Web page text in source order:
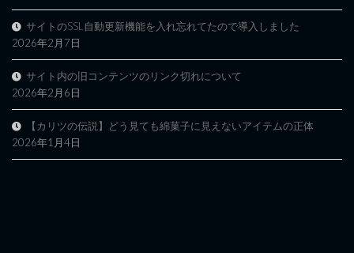
サイトのSSL自動更新機能を入れ忘れてたので導入しました
2026年2月7日
サイト内の旧コンテンツのリンク切れについて
2026年2月6日
【カリツの伝説】どう見ても綿菓子に見えないアイテムの正体
2026年1月4日